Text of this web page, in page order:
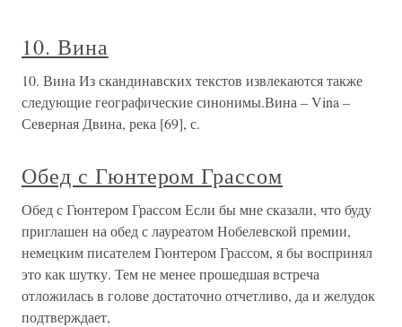
10. Вина
10. Вина Из скандинавских текстов извлекаются также
следующие географические синонимы.Вина – Vina –
Северная Двина, река [69], с.
Обед с Гюнтером Грассом
Обед с Гюнтером Грассом Если бы мне сказали, что буду
приглашен на обед с лауреатом Нобелевской премии,
немецким писателем Гюнтером Грассом, я бы воспринял
это как шутку. Тем не менее прошедшая встреча
отложилась в голове достаточно отчетливо, да и желудок
подтверждает,